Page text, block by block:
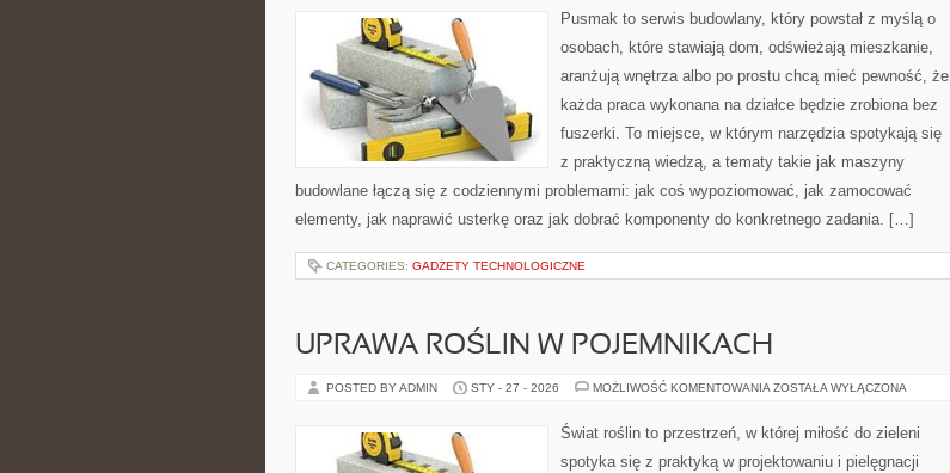
MIESZKAŃ
Pusmak to serwis budowlany, który powstał z myślą o
osobach, które stawiają dom, odświeżają mieszkanie,
aranżują wnętrza albo po prostu chcą mieć pewność, że
każda praca wykonana na działce będzie zrobiona bez
fuszerki. To miejsce, w którym narzędzia spotykają się
z praktyczną wiedzą, a tematy takie jak maszyny
budowlane łączą się z codziennymi problemami: jak coś wypoziomować, jak zamocować
elementy, jak naprawić usterkę oraz jak dobrać komponenty do konkretnego zadania. […]
CATEGORIES: GADŻETY TECHNOLOGICZNE
UPRAWA ROŚLIN W POJEMNIKACH
POSTED BY ADMIN STY - 27 - 2026 MOŻLIWOŚĆ KOMENTOWANIA UPRAWA
POJEMNIKACH
ZOSTAŁA WYŁĄCZONA
Świat roślin to przestrzeń, w której miłość do zieleni
spotyka się z praktyką w projektowaniu i pielęgnacji